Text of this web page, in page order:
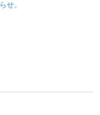
せ。